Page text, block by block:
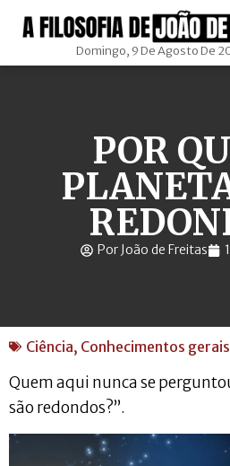
Domingo, 9 De Agosto De
POR
Por João de Freitas
Ciência, Conhecimentos gerais
Quem aqui nunca se
são redondos?”.